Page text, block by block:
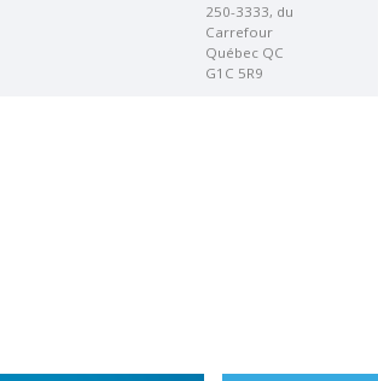
250-3333, du
Carrefour
Québec QC
G1C 5R9